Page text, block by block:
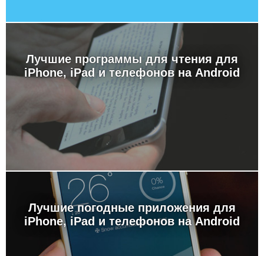
Лучшие программы для чтения для
iPhone, iPad и телефонов на Android
Лучшие погодные приложения для
iPhone, iPad и телефонов на Android